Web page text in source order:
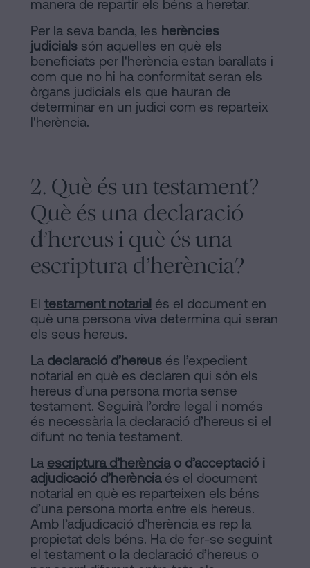
manera de repartir els béns a heretar.
Per la seva banda, les herències
judicials són aquelles en què els
beneficiats per l'herència estan barallats i
com que no hi ha conformitat seran els
òrgans judicials els que hauran de
determinar en un judici com es reparteix
l'herència.
2. Què és un testament?
Què és una declaració
d’hereus i què és una
escriptura d’herència?
El testament notarial és el document en
què una persona viva determina qui seran
els seus hereus.
La declaració d’hereus és l’expedient
notarial en què es declaren qui són els
hereus d’una persona morta sense
testament. Seguirà l’ordre legal i només
és necessària la declaració d’hereus si el
difunt no tenia testament.
La escriptura d’herènciao d’acceptació i
adjudicació d’herènciaés el document
notarial en què es reparteixen els béns
d’una persona morta entre els hereus.
Amb l’adjudicació d’herència es rep la
propietat dels béns. Ha de fer-se seguint
el testament o la declaració d’hereus o